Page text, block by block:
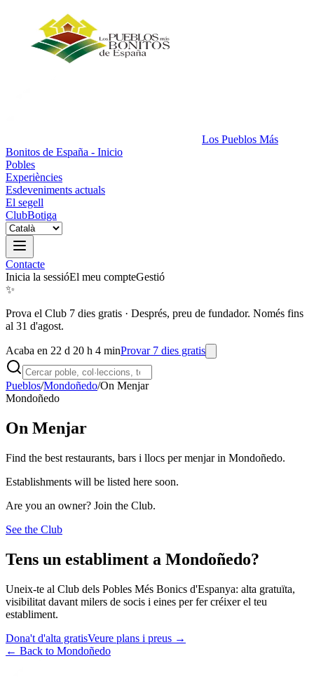
Los Pueblos Más
Bonitos de España - Inicio
Pobles
Experiències
Esdeveniments actuals
El segell
ClubBotiga
Contacte
Inicia la sessióEl meu compteGestió
✨
Prova el Club 7 dies gratis · Després, preu de fundador. Només fins
al 31 d'agost.
Acaba en 22 d 20 h 4 minProvar 7 dies gratis
Pueblos/Mondoñedo/On Menjar
Mondoñedo
On Menjar
Find the best restaurants, bars i llocs per menjar in Mondoñedo.
Establishments will be listed here soon.
Are you an owner? Join the Club.
See the Club
Tens un establiment a Mondoñedo?
Uneix-te al Club dels Pobles Més Bonics d'Espanya: alta gratuïta,
visibilitat davant milers de socis i eines per fer créixer el teu
establiment.
Dona't d'alta gratisVeure plans i preus →
← Back to Mondoñedo